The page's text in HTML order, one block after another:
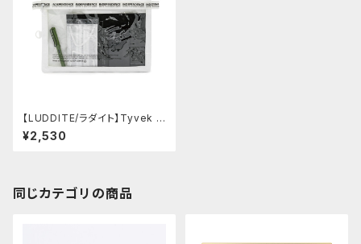
【LUDDITE/ラダイト】Tyvek マ
ルチパーパスケース・A4 (ホワイ
ト)
¥2,530
同じカテゴリの商品